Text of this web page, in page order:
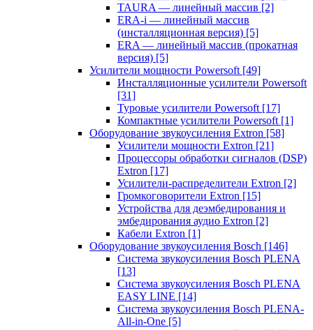
TAURA — линейный массив [2]
ERA-i — линейный массив
(инсталляционная версия) [5]
ERA — линейный массив (прокатная
версия) [5]
Усилители мощности Powersoft [49]
Инсталляционные усилители Powersoft
[31]
Туровые усилители Powersoft [17]
Компактные усилители Powersoft [1]
Оборудование звукоусиления Extron [58]
Усилители мощности Extron [21]
Процессоры обработки сигналов (DSP)
Extron [17]
Усилители-распределители Extron [2]
Громкоговорители Extron [15]
Устройства для деэмбедирования и
эмбедирования аудио Extron [2]
Кабели Extron [1]
Оборудование звукоусиления Bosch [146]
Система звукоусиления Bosch PLENA
[13]
Система звукоусиления Bosch PLENA
EASY LINE [14]
Система звукоусиления Bosch PLENA-
All-in-One [5]